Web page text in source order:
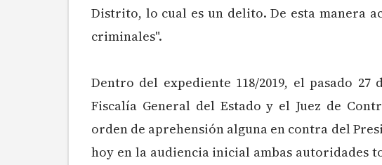
Distrito, lo cual es un delito. De esta manera
criminales".
Dentro del expediente 118/2019, el pasado
Fiscalía General del Estado y el Juez de
orden de aprehensión alguna en contra del
hoy en la audiencia inicial ambas autoridades